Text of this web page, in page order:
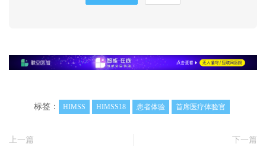
标签： HIMSS HIMSS18 患者体验 首席医疗体验官
上一篇
下一篇